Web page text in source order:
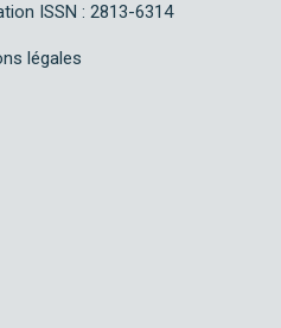
ISSN : 2813-6314
légales